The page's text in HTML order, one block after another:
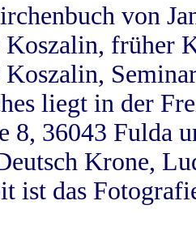
von
Koszalin, früher
liegt in der
8, 36043 Fulda
Krone,
ist das